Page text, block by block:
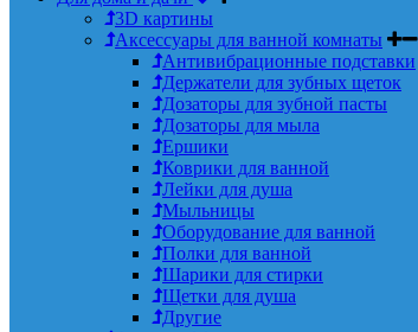
3D картины
Аксессуары для ванной комнаты
Антивибрационные подставки
Держатели для зубных щеток
Дозаторы для зубной пасты
Дозаторы для мыла
Ершики
Коврики для ванной
Лейки для душа
Мыльницы
Оборудование для ванной
Полки для ванной
Шарики для стирки
Щетки для душа
Другие